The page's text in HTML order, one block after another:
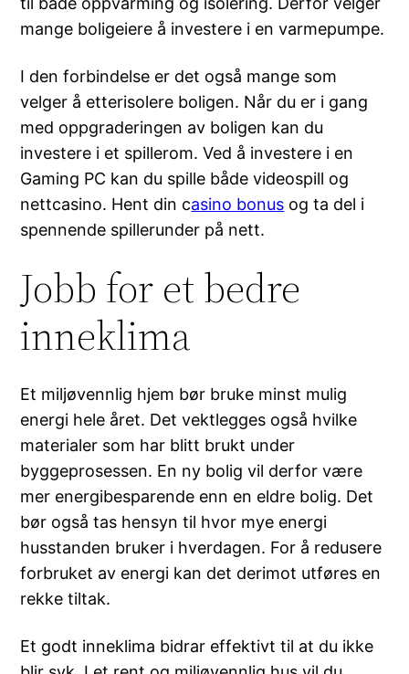
mange boligeiere å investere i en varmepumpe.
I den forbindelse er det også mange som
velger å etterisolere boligen. Når du er i gang
med oppgraderingen av boligen kan du
investere i et spillerom. Ved å investere i en
Gaming PC kan du spille både videospill og
nettcasino. Hent din casino bonus og ta del i
spennende spillerunder på nett.
Jobb for et bedre
inneklima
Et miljøvennlig hjem bør bruke minst mulig
energi hele året. Det vektlegges også hvilke
materialer som har blitt brukt under
byggeprosessen. En ny bolig vil derfor være
mer energibesparende enn en eldre bolig. Det
bør også tas hensyn til hvor mye energi
husstanden bruker i hverdagen. For å redusere
forbruket av energi kan det derimot utføres en
rekke tiltak.
Et godt inneklima bidrar effektivt til at du ikke